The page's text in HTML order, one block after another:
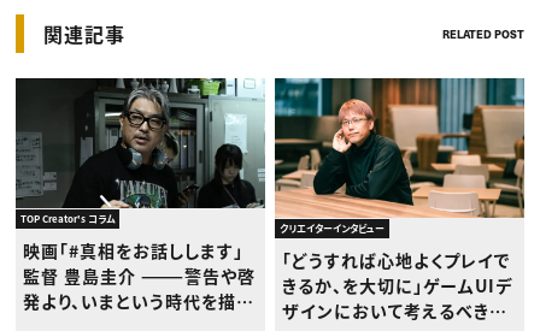
関連記事 RELATED POST
TOP Creator's コラム
映画「#真相をお話しします」
監督 豊島圭介 ———警告や啓
発より、いまという時代を描く
クリエイターインタビュー
「どうすれば心地よくプレイで
きるか、を大切に」ゲームUIデ
ザインにおいて考えるべきこ